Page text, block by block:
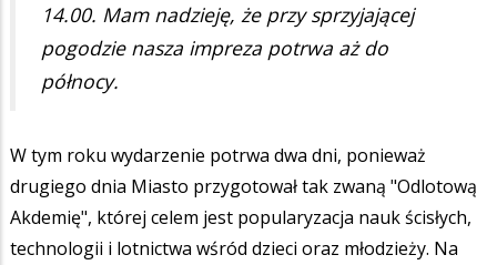
14.00. Mam nadzieję, że przy sprzyjającej
pogodzie nasza impreza potrwa aż do
północy.
W tym roku wydarzenie potrwa dwa dni, ponieważ
drugiego dnia Miasto przygotował tak zwaną "Odlotową
Akdemię", której celem jest popularyzacja nauk ścisłych,
technologii i lotnictwa wśród dzieci oraz młodzieży. Na